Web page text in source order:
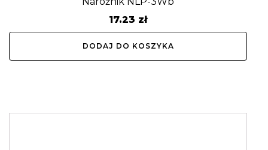
17.23 zł
DODAJ DO KOSZYKA